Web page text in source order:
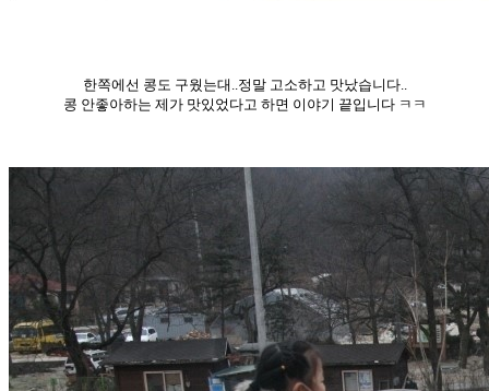
한쪽에선 콩도 구웠는대..정말 고소하고 맛났습니다..
콩 안좋아하는 제가 맛있었다고 하면 이야기 끝입니다 ㅋㅋ